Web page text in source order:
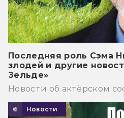
Последняя роль Сэма
злодей и другие
Зельде»
Новости об актёрском
Новости